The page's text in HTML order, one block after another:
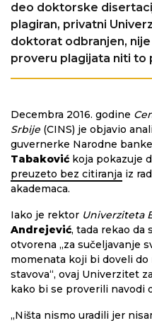
deo doktorske
plagiran, privatni
doktorat odbranjen,
proveru plagijata niti to
Decembra 2016. godine
Srbije (CINS) je objavio
guvernerke Narodne
Tabaković koja pokazuje
preuzeto bez citiranja iz
akademaca.
Iako je rektor Univerziteta
Andrejević, tada rekao da
otvorena „za sučeljavanje
momenata koji bi doveli
stavova“, ovaj Univerzitet
kako bi se proverili navodi
„Ništa nismo uradili jer